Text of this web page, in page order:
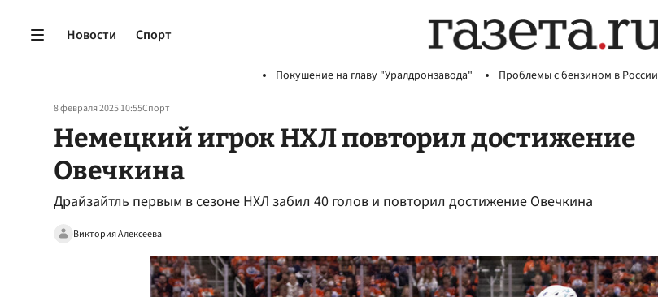
Новости Спорт
Покушение на главу "Уралдронзавода" Проблемы с бензином в России
8 февраля 2025 10:55Спорт
Немецкий игрок НХЛ повторил достижение
Овечкина
Драйзайтль первым в сезоне НХЛ забил 40 голов и повторил достижение Овечкина
Виктория Алексеева